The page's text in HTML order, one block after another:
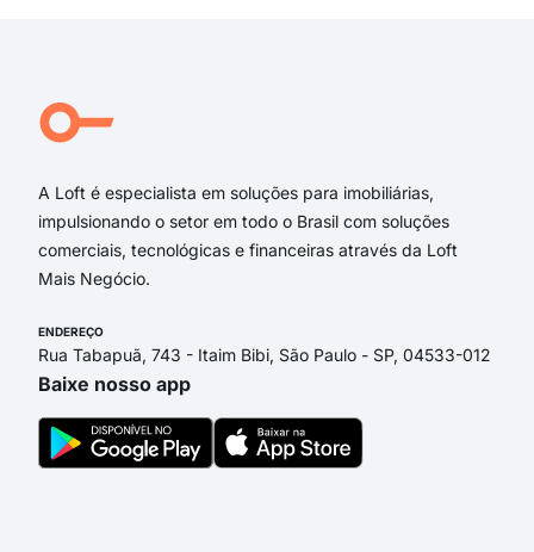
A Loft é especialista em soluções para imobiliárias,
impulsionando o setor em todo o Brasil com soluções
comerciais, tecnológicas e financeiras através da Loft
Mais Negócio.
ENDEREÇO
Rua Tabapuã, 743 - Itaim Bibi, São Paulo - SP, 04533-012
Baixe nosso app